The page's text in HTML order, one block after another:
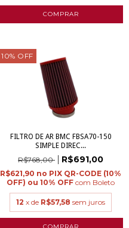
10% OFF
FILTRO DE AR BMC FBSA70-150
SIMPLE DIREC...
R$768,00 R$691,00
R$621,90
com Boleto
12 x de R$57,58 sem juros